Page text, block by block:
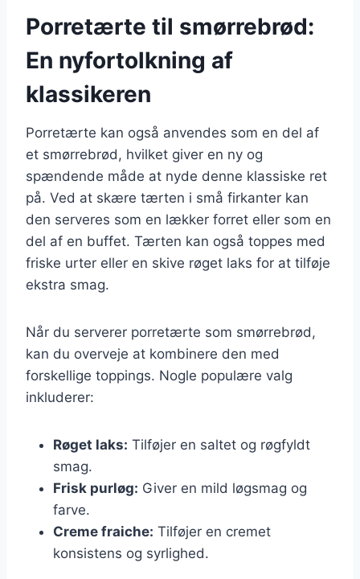
Porretærte til smørrebrød:
En nyfortolkning af
klassikeren
Porretærte kan også anvendes som en del af
et smørrebrød, hvilket giver en ny og
spændende måde at nyde denne klassiske ret
på. Ved at skære tærten i små firkanter kan
den serveres som en lækker forret eller som en
del af en buffet. Tærten kan også toppes med
friske urter eller en skive røget laks for at tilføje
ekstra smag.
Når du serverer porretærte som smørrebrød,
kan du overveje at kombinere den med
forskellige toppings. Nogle populære valg
inkluderer:
Røget laks: Tilføjer en saltet og røgfyldt
smag.
Frisk purløg: Giver en mild løgsmag og
farve.
Creme fraiche: Tilføjer en cremet
konsistens og syrlighed.